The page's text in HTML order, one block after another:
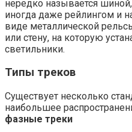
нередко называется
иногда даже рейлингом и
виде металлической
или стену, на которую
светильники.
Типы треков
Существует несколько
наибольшее
фазные треки